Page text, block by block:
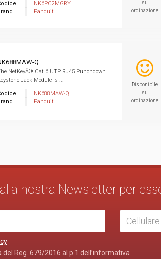
NK6PC2MGRY
Panduit
su
ordinazione
Q
NetKeyÂ® Cat 6 UTP RJ45 Punchdown
Jack Module is ...
NK688MAW-Q
Panduit
Disponibile
su
ordinazione
nostra Newsletter per
del Reg. 679/2016 al p.1 dell’informativa